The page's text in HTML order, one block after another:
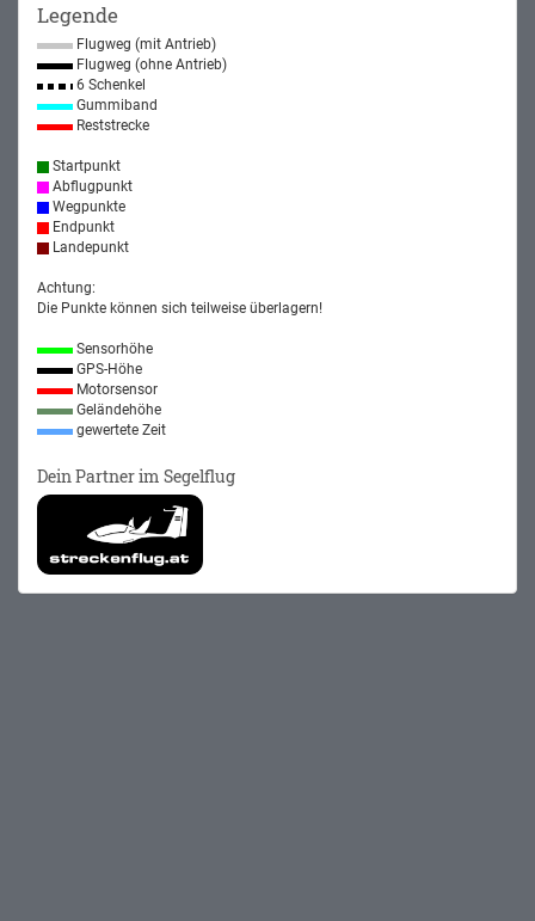
Legende
Flugweg (mit Antrieb)
Flugweg (ohne Antrieb)
6 Schenkel
Gummiband
Reststrecke
Startpunkt
Abflugpunkt
Wegpunkte
Endpunkt
Landepunkt
Achtung:
Die Punkte können sich teilweise überlagern!
Sensorhöhe
GPS-Höhe
Motorsensor
Geländehöhe
gewertete Zeit
Dein Partner im Segelflug